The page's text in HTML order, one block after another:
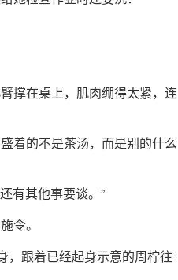
撑在桌上，肌肉绷得太紧，连
着的不是茶汤，而是别的什么
有其他事要谈。”
令。
，跟着已经起身示意的周柠往